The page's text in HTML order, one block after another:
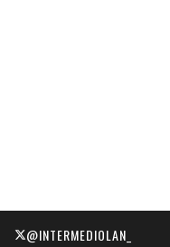
@INTERMEDIOLAN_